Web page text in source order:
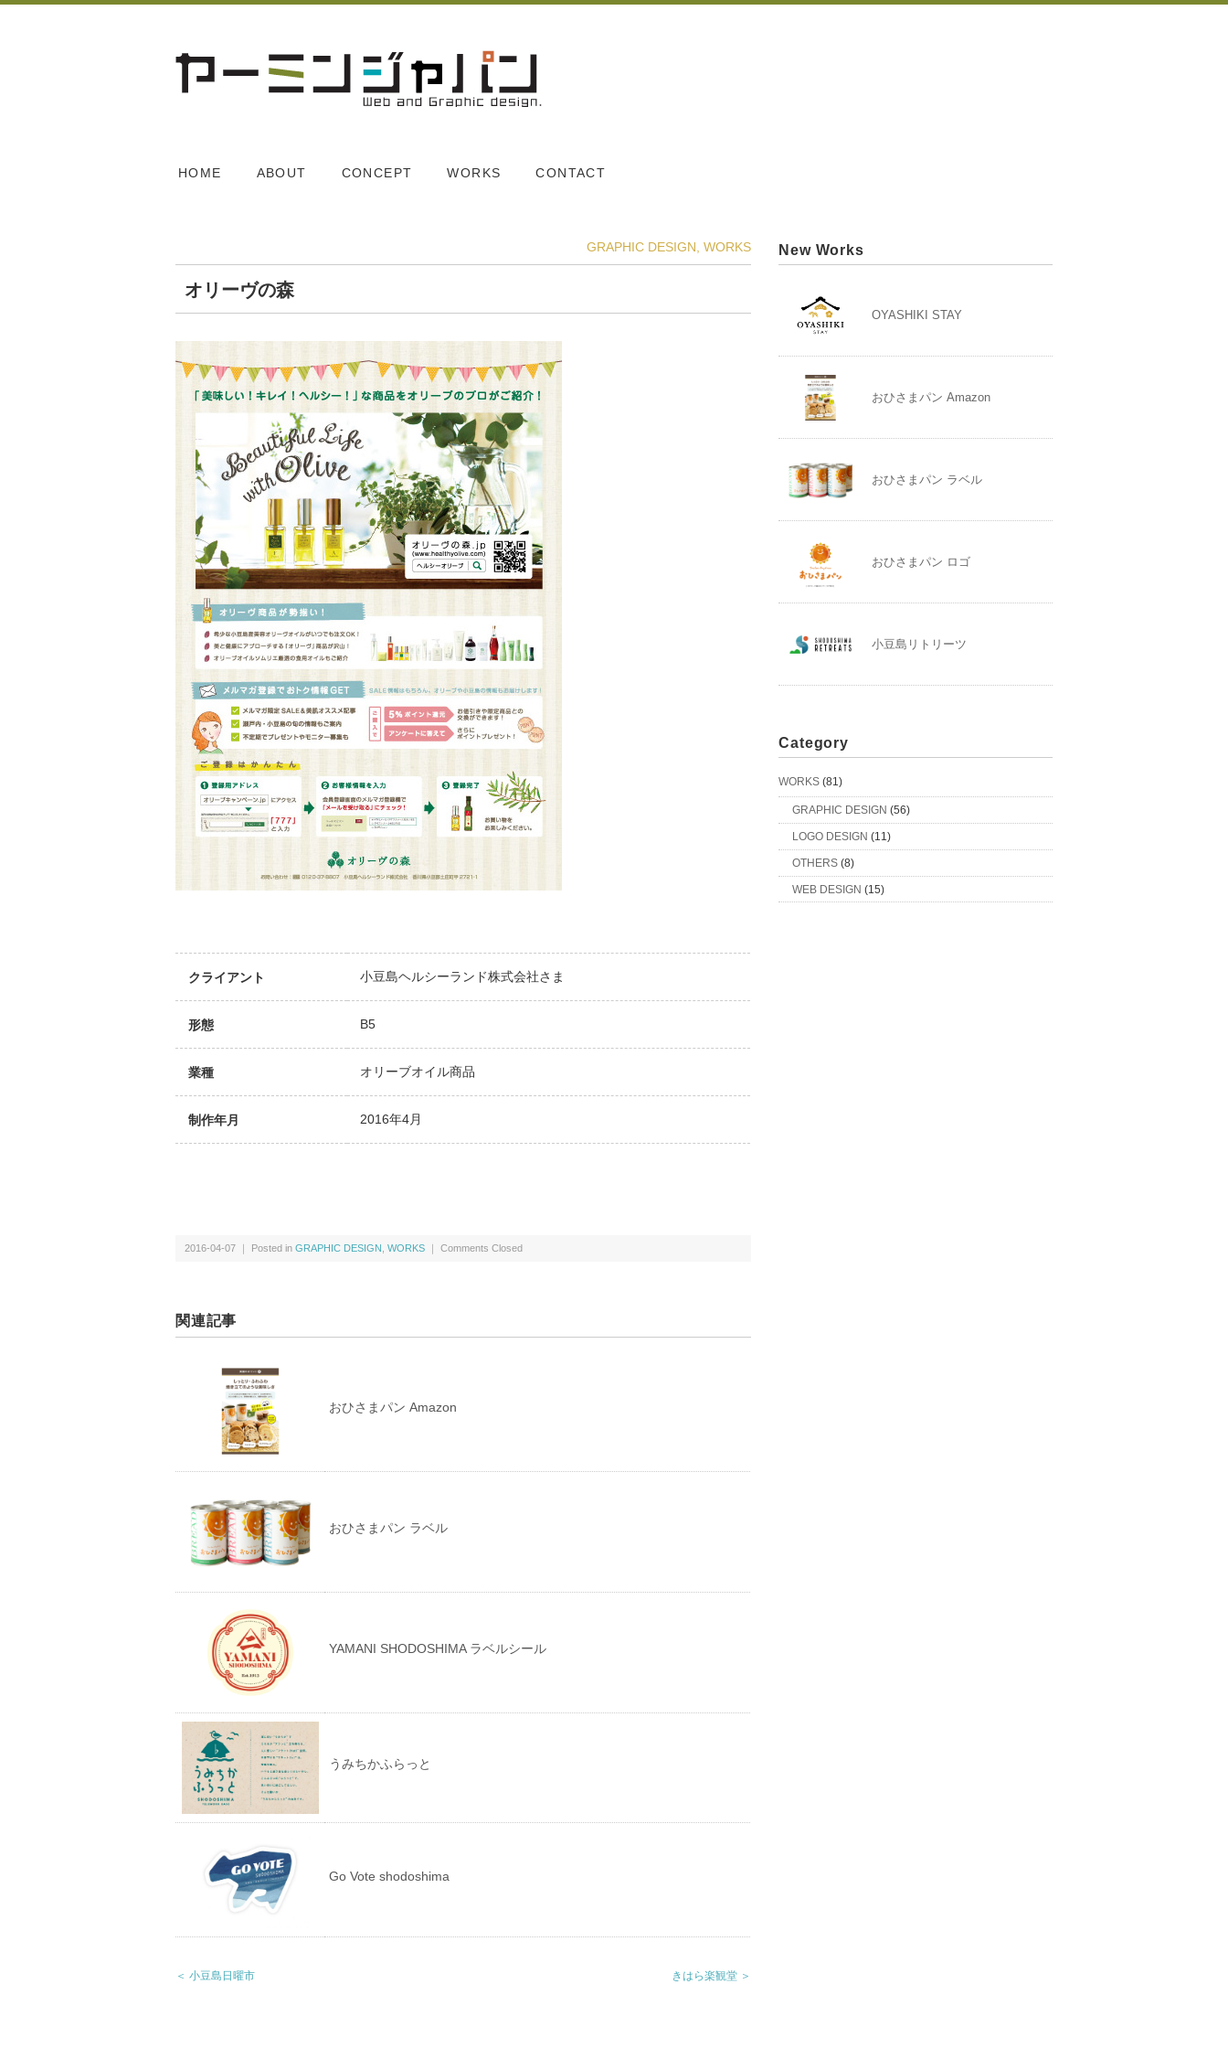
HOME ABOUT CONCEPT WORKS CONTACT
GRAPHIC DESIGN WORKS
オリーヴの森
クライアント 小豆島ヘルシーランド株式会社さま
形態 B5
業種 オリーブオイル商品
制作年月 2016年4月
2016-04-07 ｜ Posted in GRAPHIC DESIGN WORKS ｜ Comments Closed
関連記事
おひさまパン Amazon
おひさまパン ラベル
YAMANI SHODOSHIMA ラベルシール
うみちかふらっと
Go Vote shodoshima
＜ 小豆島日曜市 きはら楽観堂 ＞
New Works
OYASHIKI STAY
おひさまパン Amazon
おひさまパン ラベル
おひさまパン ロゴ
小豆島リトリーツ
Category
WORKS (81)
GRAPHIC DESIGN (56)
LOGO DESIGN (11)
OTHERS (8)
WEB DESIGN (15)